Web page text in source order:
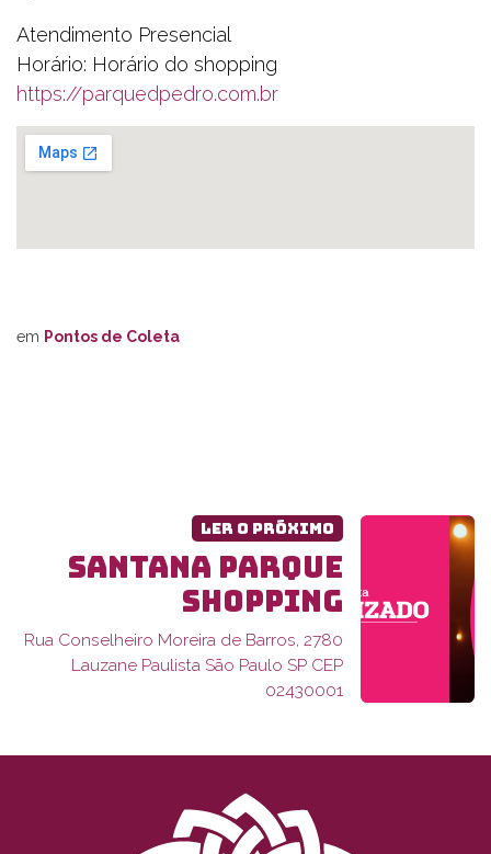
Atendimento Presencial
Horário: Horário do shopping
https://parquedpedro.com.br
em Pontos de Coleta
Ler o próximo
SANTANA PARQUE
SHOPPING
Rua Conselheiro Moreira de Barros, 2780
Lauzane Paulista São Paulo SP CEP
02430001